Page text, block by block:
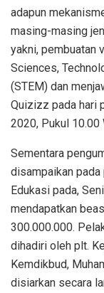
adapun
masing-masing
yakni, pembuatan
Sciences,
(STEM) dan
Quizizz pada hari
2020, Pukul 10.00
Sementara
disampaikan pada
Edukasi pada,
mendapatkan
300.000.000.
dihadiri oleh plt.
Kemdikbud,
disiarkan secara